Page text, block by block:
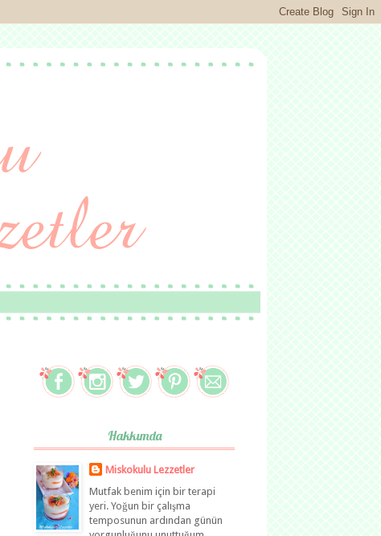
Hakkımda
Miskokulu Lezzetler
Mutfak benim için bir terapi
yeri. Yoğun bir çalışma
temposunun ardından günün